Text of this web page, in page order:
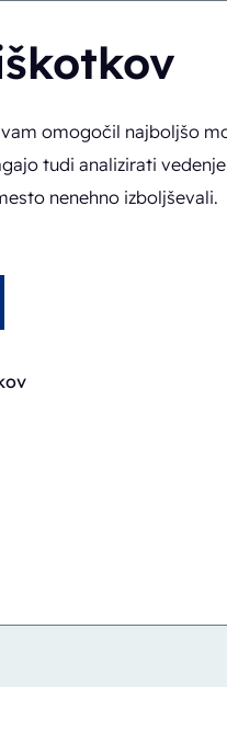
omogočil najboljšo
tudi analizirati vedenje
nenehno izboljševali.
> BSC14-1418